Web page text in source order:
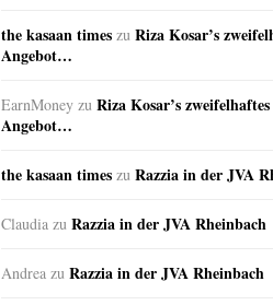
the kasaan times zu Riza Kosar’s
Angebot…
EarnMoney zu Riza Kosar’s zweifelhaftes
Angebot…
the kasaan times zu Razzia in der JVA
Claudia zu Razzia in der JVA Rheinbach
Andrea zu Razzia in der JVA Rheinbach